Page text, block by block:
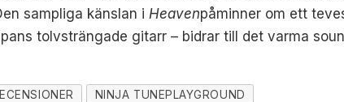
sampliga känslan i Heavenpåminner om ett
tolvsträngade gitarr – bidrar till det varma
NINJA TUNEPLAYGROUND